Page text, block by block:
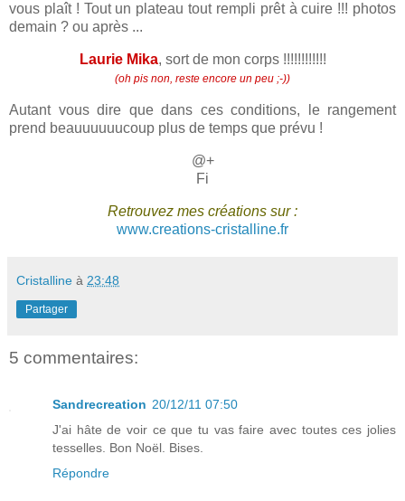
vous plaît ! Tout un plateau tout rempli prêt à cuire !!! photos
demain ? ou après ...
Laurie Mika, sort de mon corps !!!!!!!!!!!!
(oh pis non, reste encore un peu ;-))
Autant vous dire que dans ces conditions, le rangement
prend beauuuuuucoup plus de temps que prévu !
@+
Fi
Retrouvez mes créations sur :
www.creations-cristalline.fr
Cristalline à 23:48
Partager
5 commentaires:
Sandrecreation 20/12/11 07:50
J'ai hâte de voir ce que tu vas faire avec toutes ces jolies
tesselles. Bon Noël. Bises.
Répondre